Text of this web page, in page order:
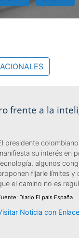
frente a la
presidente
su interés en
algunos
fijarle límites y
el camino no es
Diario El país España
Noticia con